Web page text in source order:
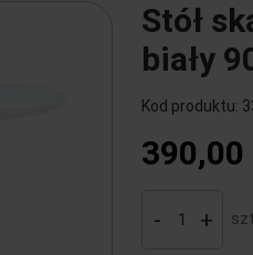
Stół
biały
Kod produktu:
390,00
+
- szt.